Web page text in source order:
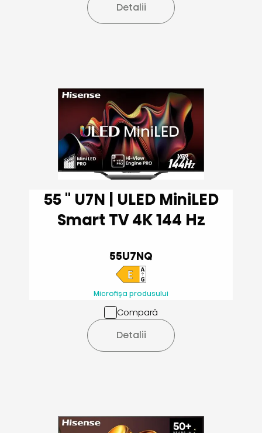
Detalii
55 '' U7N | ULED MiniLED
Smart TV 4K 144 Hz
55U7NQ
Microfișa produsului
Compară
Detalii